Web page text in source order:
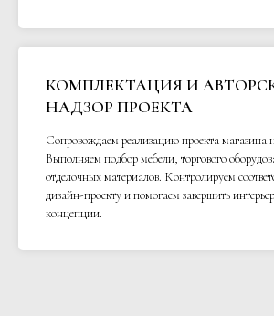
КОМПЛЕКТАЦИЯ И
НАДЗОР ПРОЕКТА
Сопровождаем реализацию проекта магазина
Выполняем подбор мебели, торгового
отделочных материалов. Контролируем
дизайн-проекту и помогаем завершить
концепции.